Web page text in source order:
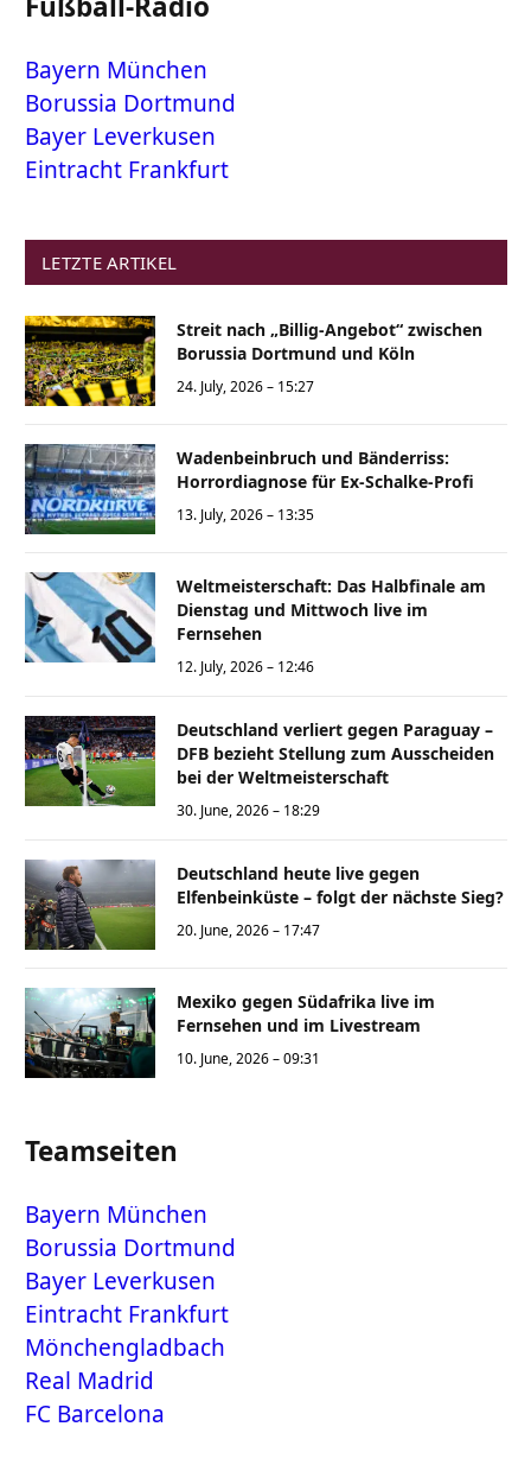
Bayern München
Borussia Dortmund
Bayer Leverkusen
Eintracht Frankfurt
LETZTE ARTIKEL
Streit nach „Billig-Angebot“ zwischen
Borussia Dortmund und Köln
24. July, 2026 – 15:27
Wadenbeinbruch und Bänderriss:
Horrordiagnose für Ex-Schalke-Profi
13. July, 2026 – 13:35
Weltmeisterschaft: Das Halbfinale am
Dienstag und Mittwoch live im
Fernsehen
12. July, 2026 – 12:46
Deutschland verliert gegen Paraguay –
DFB bezieht Stellung zum Ausscheiden
bei der Weltmeisterschaft
30. June, 2026 – 18:29
Deutschland heute live gegen
Elfenbeinküste – folgt der nächste Sieg?
20. June, 2026 – 17:47
Mexiko gegen Südafrika live im
Fernsehen und im Livestream
10. June, 2026 – 09:31
Teamseiten
Bayern München
Borussia Dortmund
Bayer Leverkusen
Eintracht Frankfurt
Mönchengladbach
Real Madrid
FC Barcelona